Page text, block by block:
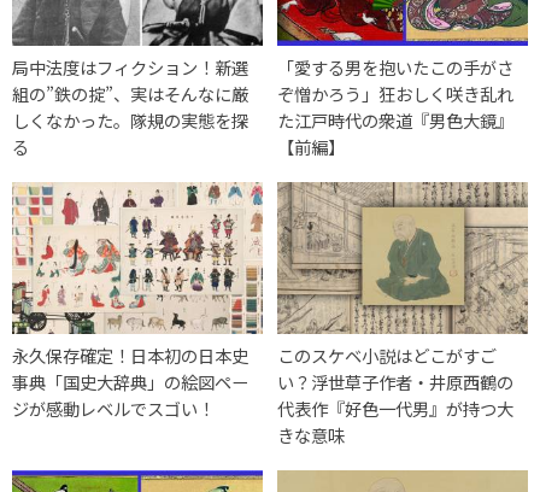
局中法度はフィクション！新選
組の”鉄の掟”、実はそんなに厳
しくなかった。隊規の実態を探
る
「愛する男を抱いたこの手がさ
ぞ憎かろう」狂おしく咲き乱れ
た江戸時代の衆道『男色大鏡』
【前編】
永久保存確定！日本初の日本史
事典「国史大辞典」の絵図ペー
ジが感動レベルでスゴい！
このスケベ小説はどこがすご
い？浮世草子作者・井原西鶴の
代表作『好色一代男』が持つ大
きな意味